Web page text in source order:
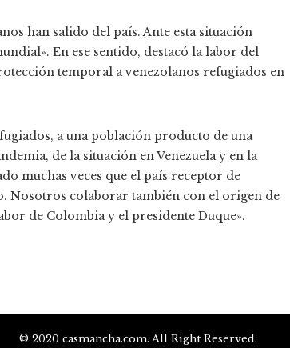
han salido del país. Ante esta situación
En ese sentido, destacó la labor del
temporal a venezolanos refugiados en
a una población producto de una
de la situación en Venezuela y en la
muchas veces que el país receptor de
Nosotros colaborar también con el origen de
de Colombia y el presidente Duque».
© 2020 casmancha.com. All Right Reserved.